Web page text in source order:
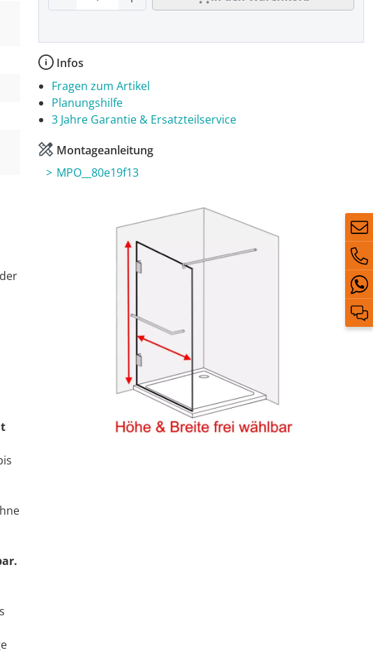
Infos
Fragen zum Artikel
Planungshilfe
3 Jahre Garantie & Ersatzteilservice
Montageanleitung
MPO__80e19f13